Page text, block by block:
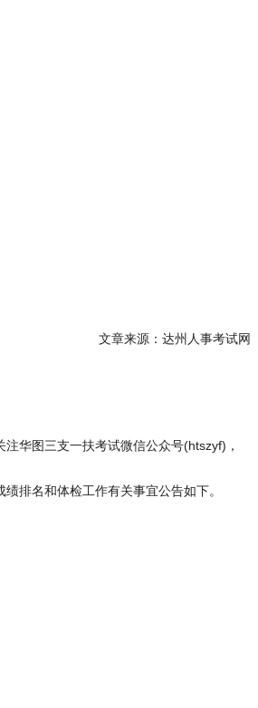
文章来源：达州人事考试网
注华图三支一扶考试微信公众号(htszyf)，
排名和体检工作有关事宜公告如下。